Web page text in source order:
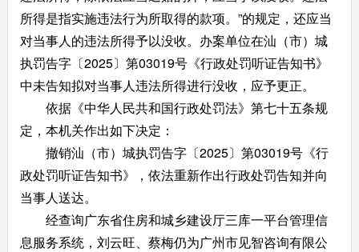
所得是指实施违法行为所取得的款项。”的规定，还应当
对当事人的违法所得予以没收。办案单位在汕（市）城
执罚告字〔2025〕第03019号《行政处罚听证告知书》
中未告知拟对当事人违法所得进行没收，应予更正。
依据《中华人民共和国行政处罚法》第七十五条规
定，本机关作出如下决定：
撤销汕（市）城执罚告字〔2025〕第03019号《行
政处罚听证告知书》，依法重新作出行政处罚告知并向
当事人送达。
经查询广东省住房和城乡建设厅三库一平台管理信
息服务系统，刘云旺、蔡梅仍为广州市见智咨询有限公